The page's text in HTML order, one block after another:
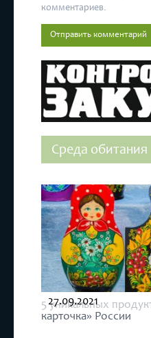
комментариев.
Среда обитания
5 уникальных
карточка» России
27.09.2021